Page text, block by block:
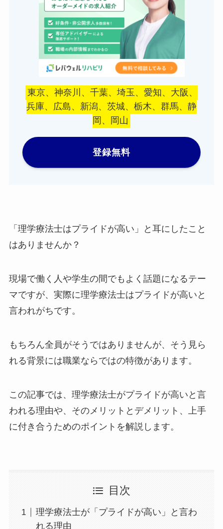
東京、神奈川、千葉、埼玉、愛知、大阪、
兵庫、広島、新潟、茨城、栃木、群馬、静
岡、岡山
登録無料
「理学療法士はプライドが高い」と耳にしたこと
はありませんか？
現場で働く人や学生の間でもよく話題になるテー
マですが、実際に理学療法士はプライドが高いと
言われがちです。
もちろん全員がそうではありませんが、そう見ら
れる背景には職業ならではの特徴があります。
この記事では、理学療法士がプライドが高いと言
われる理由や、そのメリットとデメリット、上手
に付き合うためのポイントを解説します。
目次
理学療法士が「プライドが高い」と言わ
れる理由